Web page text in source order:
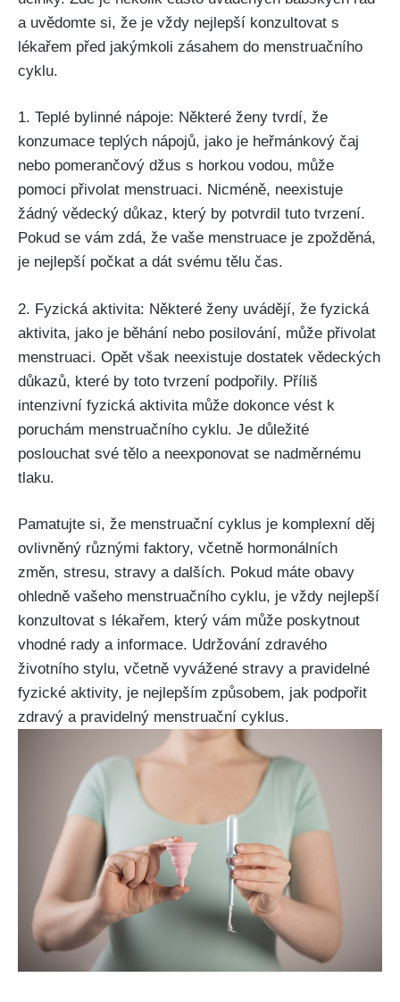
a uvědomte ​si, že je vždy nejlepší konzultovat s
lékařem ⁢před jakýmkoli zásahem do menstruačního⁣
cyklu.
1. Teplé bylinné nápoje: Některé ženy tvrdí, že
konzumace ​teplých‍ nápojů, jako je⁣ heřmánkový čaj
nebo pomerančový džus s horkou vodou, může⁤
pomoci přivolat menstruaci. Nicméně, neexistuje
žádný vědecký důkaz, který by potvrdil tuto ‌tvrzení.
Pokud se vám⁣ zdá, že vaše ‍menstruace ⁢je zpožděná,
je nejlepší‍ počkat a dát svému tělu čas.
2. Fyzická aktivita: Některé ženy uvádějí, že fyzická
aktivita, jako je běhání nebo posilování, ⁤může přivolat
menstruaci. Opět však neexistuje ‌dostatek⁣ vědeckých
důkazů,‍ které by toto tvrzení podpořily. Příliš
intenzivní fyzická aktivita může dokonce vést k
poruchám menstruačního‌ cyklu. Je důležité
poslouchat ‍své tělo a neexponovat se nadměrnému​
tlaku.
Pamatujte si, že menstruační cyklus je komplexní ⁤děj
ovlivněný různými faktory, včetně hormonálních
⁣změn, stresu, stravy a dalších. Pokud máte ‌obavy
ohledně vašeho menstruačního cyklu, je vždy nejlepší
konzultovat s lékařem, který vám může poskytnout
vhodné rady a informace. Udržování zdravého
‍životního stylu, včetně vyvážené stravy a pravidelné
fyzické aktivity,​ je⁤ nejlepším způsobem, jak podpořit
zdravý a pravidelný menstruační cyklus.